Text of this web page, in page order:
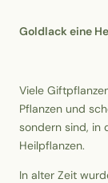
Goldlack eine
Viele
Pflanzen und
sondern sind, in
Heilpflanzen.
In alter Zeit